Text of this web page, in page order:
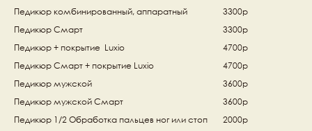
Педикюр комбинированный, аппаратный
3300р
Педикюр Смарт
3300р
Педикюр + покрытие  Luxio
4700р
Педикюр Смарт + покрытие Luxio
4700р
Педикюр мужской
3600р
Педикюр мужской Смарт
3600р
Педикюр 1/2 Обработка пальцев ног или стоп
2000р